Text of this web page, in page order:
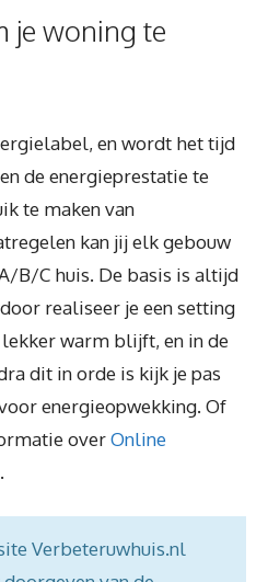
je woning te
en wordt het tijd
de energieprestatie te
te maken van
kan jij elk gebouw
B/C huis. De basis is altijd
realiseer je een setting
warm blijft, en in de
dit in orde is kijk je pas
energieopwekking. Of
overOnline
.
Verbeteruwhuis.nl